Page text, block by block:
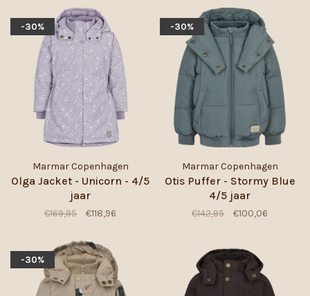
-30%
Marmar Copenhagen
Olga Jacket - Unicorn - 4/5
jaar
€169,95 €118,96
-30%
Marmar Copenhagen
Otis Puffer - Stormy Blue
4/5 jaar
€142,95 €100,06
-30%